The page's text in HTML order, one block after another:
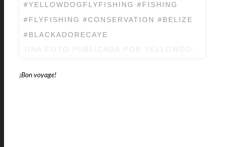
#YELLOWDOGFLYFISHING #FISHING
#FLYFISHING #CONSERVATION #BELIZE
#BLACKADORECAYE
¡Bon voyage!